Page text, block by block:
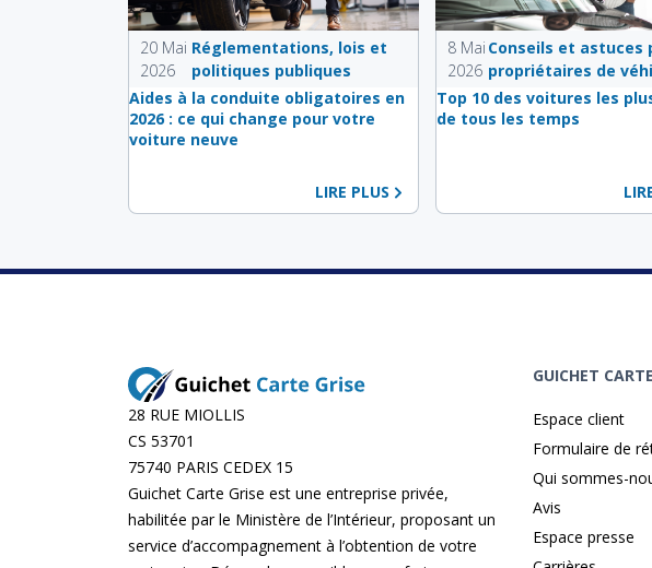
20 Mai
2026
Réglementations, lois et
politiques publiques
Aides à la conduite obligatoires en
2026 : ce qui change pour votre
voiture neuve
LIRE PLUS
8 Mai
2026
Conseils et astuces
propriétaires de
Top 10 des voitures les
de tous les temps
28 RUE MIOLLIS
CS 53701
75740 PARIS CEDEX 15
Guichet Carte Grise est une entreprise privée,
habilitée par le Ministère de l’Intérieur, proposant un
service d’accompagnement à l’obtention de votre
GUICHET
Espace client
Formulaire de
Qui sommes-
Avis
Espace presse